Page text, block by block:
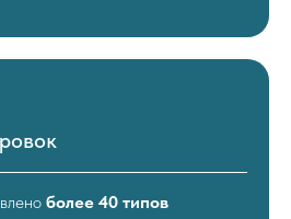
более 40 типов